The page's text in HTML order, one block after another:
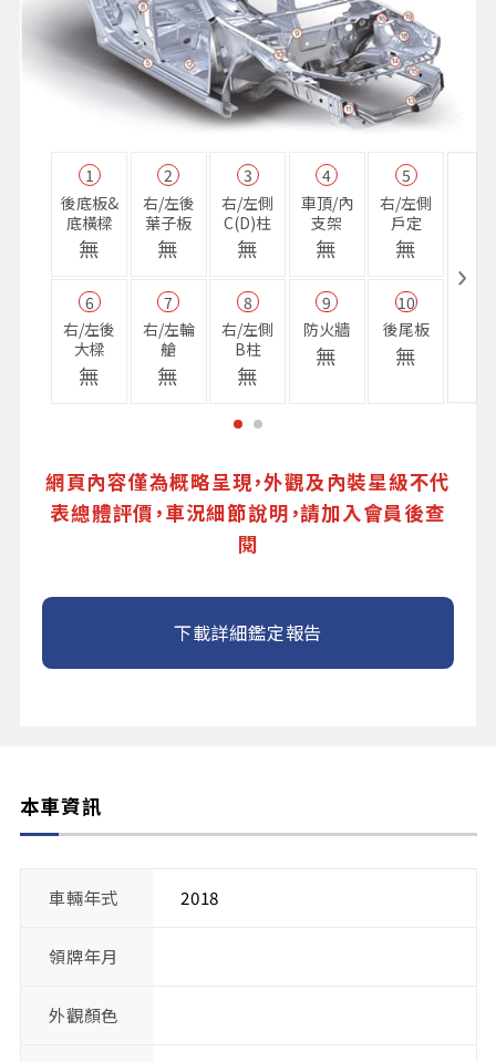
1
後底板&
底橫樑
無
2
右/左後
葉子板
無
3
右/左側
C(D)柱
無
4
車頂/內
支架
無
5
右/左側
戶定
無
6
右/左後
大樑
無
7
右/左輪
艙
無
8
右/左側
B柱
無
9
防火牆
無
10
後尾板
無
網頁內容僅為概略呈現，外觀及內裝星級不代
表總體評價，車況細節說明，請加入會員後查
閱
下載詳細鑑定報告
本車資訊
車輛年式 2018
領牌年月
外觀顏色